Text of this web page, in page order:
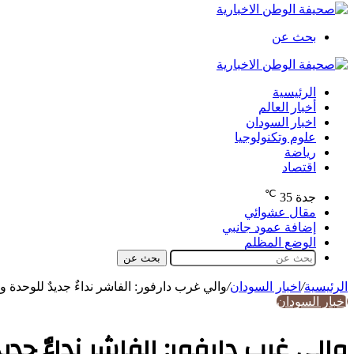
بحث عن
الرئيسية
أخبار العالم
اخبار السودان
علوم وتكنولوجيا
رياضة
اقتصاد
جدة 35
℃
مقال عشوائي
إضافة عمود جانبي
الوضع المظلم
بحث عن
الرئيسية/ اخبار السودان/والي غرب دارفور: الفاشر نداءٌ جديدٌ للوحدة
اخبار السودان